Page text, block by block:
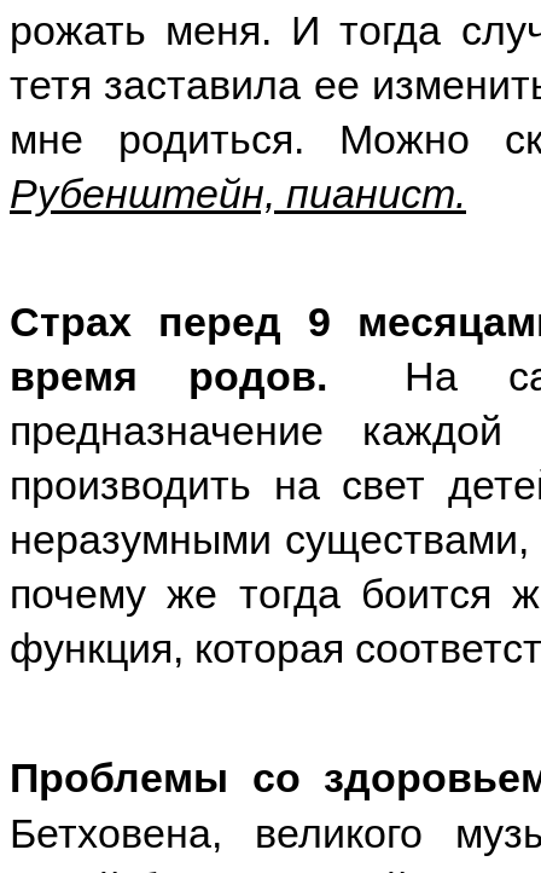
рожать меня. И тогда
тетя заставила ее
мне родиться. Можно
Рубенштейн, пианист.
Страх перед 9
время родов. На
предназначение
производить на свет
неразумными существами,
почему же тогда боится
функция, которая
Проблемы со
Бетховена, великого